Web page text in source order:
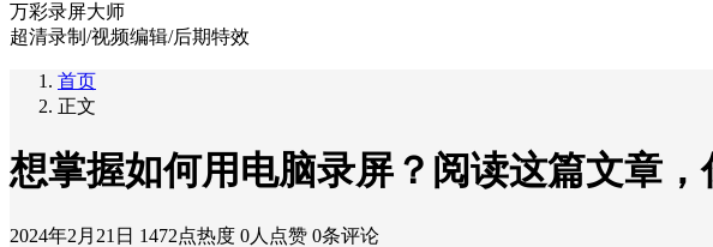
万彩录屏大师
超清录制/视频编辑/后期特效
首页
正文
想掌握如何用电脑录屏？阅读这篇文章，
2024年2月21日 1472点热度 0人点赞 0条评论